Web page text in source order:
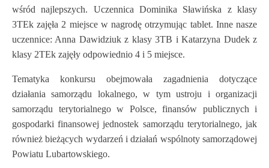
wśród najlepszych. Uczennica Dominika Sławińska z klasy
3TEk zajęła 2 miejsce w nagrodę otrzymując tablet. Inne nasze
uczennice: Anna Dawidziuk z klasy 3TB i Katarzyna Dudek z
klasy 2TEk zajęły odpowiednio 4 i 5 miejsce.
Tematyka konkursu obejmowała zagadnienia dotyczące
działania samorządu lokalnego, w tym ustroju i organizacji
samorządu terytorialnego w Polsce, finansów publicznych i
gospodarki finansowej jednostek samorządu terytorialnego, jak
również bieżących wydarzeń i działań wspólnoty samorządowej
Powiatu Lubartowskiego.